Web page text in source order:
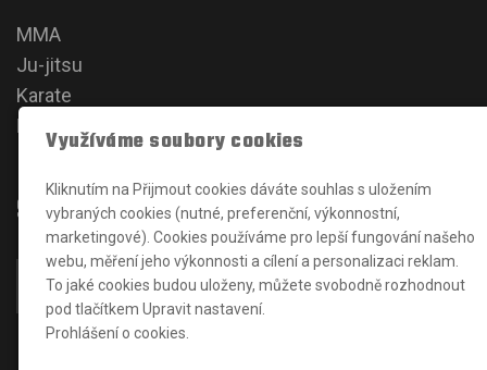
MMA
Ju-jitsu
Karate
Kickbox
Sociální sítě
Využíváme soubory cookies
Kliknutím na Přijmout cookies dáváte souhlas s uložením
vybraných cookies (nutné, preferenční, výkonnostní,
marketingové). Cookies používáme pro lepší fungování našeho
webu, měření jeho výkonnosti a cílení a personalizaci reklam.
To jaké cookies budou uloženy, můžete svobodně rozhodnout
pod tlačítkem Upravit nastavení.
Prohlášení o cookies.